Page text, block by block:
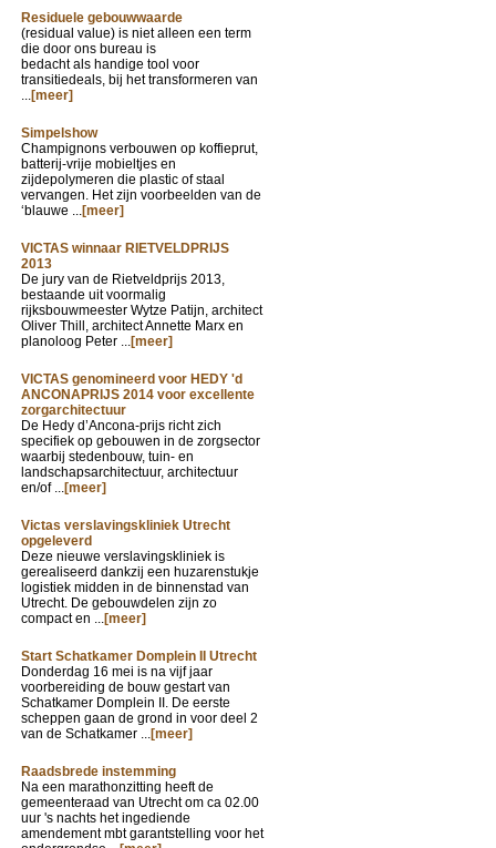
Residuele gebouwwaarde
(residual value) is niet alleen een term
die door ons bureau is
bedacht als handige tool voor
transitiedeals, bij het transformeren van
...[meer]
Simpelshow
Champignons verbouwen op koffieprut,
batterij-vrije mobieltjes en
zijdepolymeren die plastic of staal
vervangen. Het zijn voorbeelden van de
‘blauwe ...[meer]
VICTAS winnaar RIETVELDPRIJS
2013
De jury van de Rietveldprijs 2013,
bestaande uit voormalig
rijksbouwmeester Wytze Patijn, architect
Oliver Thill, architect Annette Marx en
planoloog Peter ...[meer]
VICTAS genomineerd voor HEDY 'd
ANCONAPRIJS 2014 voor excellente
zorgarchitectuur
De Hedy d’Ancona-prijs richt zich
specifiek op gebouwen in de zorgsector
waarbij stedenbouw, tuin- en
landschapsarchitectuur, architectuur
en/of ...[meer]
Victas verslavingskliniek Utrecht
opgeleverd
Deze nieuwe verslavingskliniek is
gerealiseerd dankzij een huzarenstukje
logistiek midden in de binnenstad van
Utrecht. De gebouwdelen zijn zo
compact en ...[meer]
Start Schatkamer Domplein II Utrecht
Donderdag 16 mei is na vijf jaar
voorbereiding de bouw gestart van
Schatkamer Domplein II. De eerste
scheppen gaan de grond in voor deel 2
van de Schatkamer ...[meer]
Raadsbrede instemming
Na een marathonzitting heeft de
gemeenteraad van Utrecht om ca 02.00
uur 's nachts het ingediende
amendement mbt garantstelling voor het